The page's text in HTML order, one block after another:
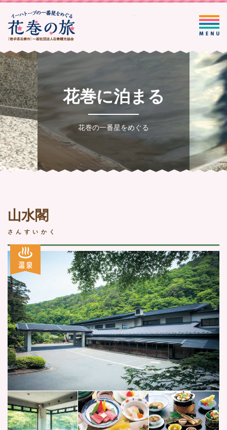
一般社団法人花巻観光協
花巻に泊まる
花巻の一番星をめぐる
山水閣
さんすいかく